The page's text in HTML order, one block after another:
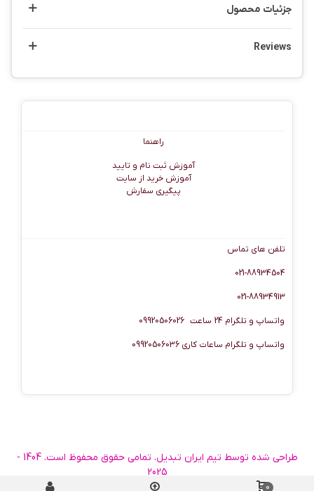
جزئیات محصول
Reviews
راهنما
آموزش ثبت نام و تایید
آموزش خرید از سایت
پیگیری سفارش
تلفن های تماس
021-88934504
021-88934913
واتساپ و تلگرام 24 ساعت 09920506026
واتساپ و تلگرام ساعات کاری 09920506036
طراحی شده توسط تیم ایران تبدیل. تمامی حقوق محفوظ است. 1404 -
2025
Our stores
Contact us
Custom link 1 0